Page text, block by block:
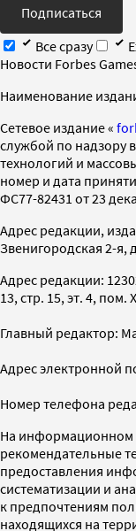
Подписаться
Все сразу
Новости Forbes
Наименование
Cетевое издание «
службой по надзору
технологий и
номер и дата
ФС77-82431 от 23
Адрес редакции,
Звенигородская 2-я,
Адрес редакции:
13, стр. 15, эт. 4, пом.
Главный редактор:
Адрес электронной
Номер телефона
На информационном
рекомендательные
предоставления
систематизации и
к предпочтениям
находящихся на